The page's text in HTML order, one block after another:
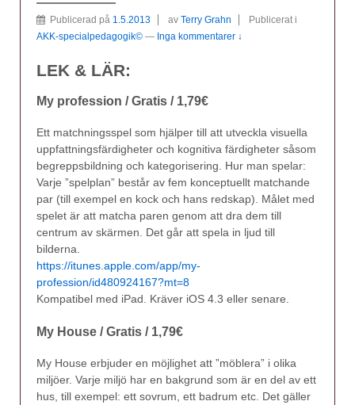
Publicerad på 1.5.2013 av Terry Grahn
Publicerat i
AKK-specialpedagogik© — Inga kommentarer ↓
LEK & LÄR:
My profession / Gratis / 1,79€
Ett matchningsspel som hjälper till att utveckla visuella
uppfattningsfärdigheter och kognitiva färdigheter såsom
begreppsbildning och kategorisering. Hur man spelar:
Varje ”spelplan” består av fem konceptuellt matchande
par (till exempel en kock och hans redskap). Målet med
spelet är att matcha paren genom att dra dem till
centrum av skärmen. Det går att spela in ljud till
bilderna.
https://itunes.apple.com/app/my-
profession/id480924167?mt=8
Kompatibel med iPad. Kräver iOS 4.3 eller senare.
My House / Gratis / 1,79€
My House erbjuder en möjlighet att ”möblera” i olika
miljöer. Varje miljö har en bakgrund som är en del av ett
hus, till exempel: ett sovrum, ett badrum etc. Det gäller